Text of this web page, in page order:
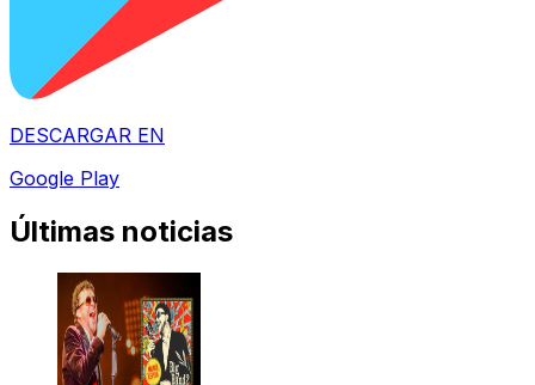
DESCARGAR EN
Google Play
Últimas noticias